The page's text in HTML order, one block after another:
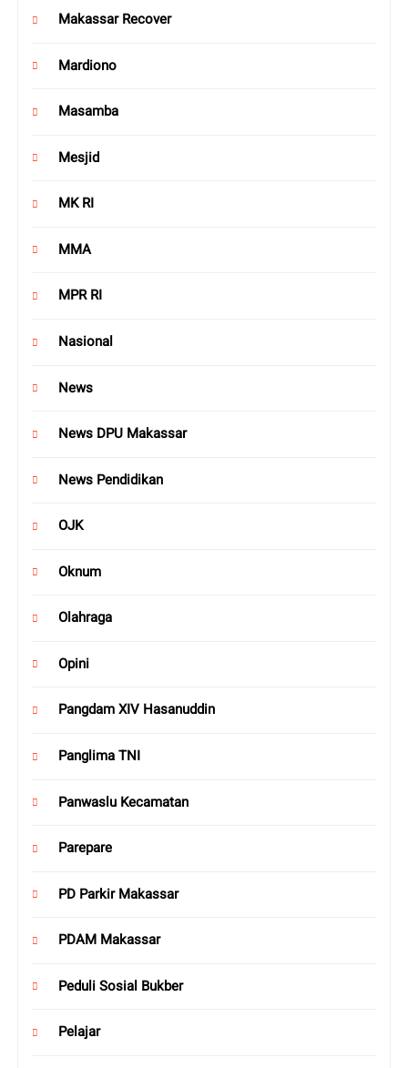
Makassar Recover
Mardiono
Masamba
Mesjid
MK RI
MMA
MPR RI
Nasional
News
News DPU Makassar
News Pendidikan
OJK
Oknum
Olahraga
Opini
Pangdam XIV Hasanuddin
Panglima TNI
Panwaslu Kecamatan
Parepare
PD Parkir Makassar
PDAM Makassar
Peduli Sosial Bukber
Pelajar